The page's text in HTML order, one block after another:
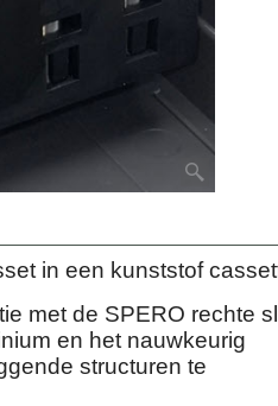
in een kunststof
met de SPERO rechte
en het nauwkeurig
structuren te